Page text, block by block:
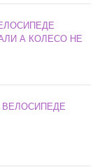
А КОЛЕСО НЕ